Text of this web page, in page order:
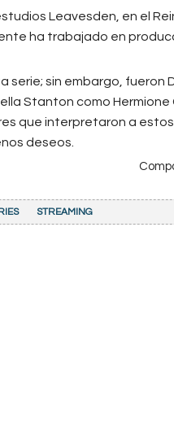
Leavesden, en el
ha trabajado en
sin embargo, fueron
Stanton como
que interpretaron a
deseos.
STREAMING